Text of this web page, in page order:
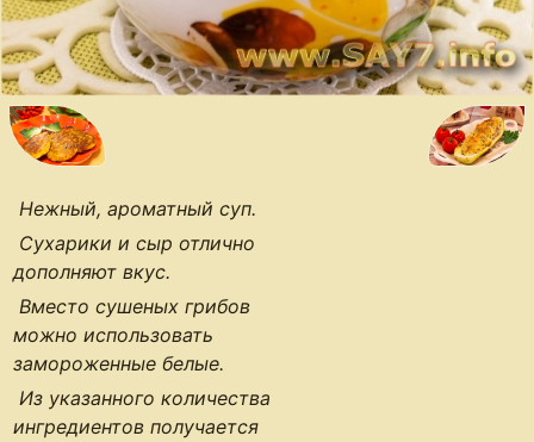
Нежный, ароматный суп.
Сухарики и сыр отлично
дополняют вкус.
Вместо сушеных грибов
можно использовать
замороженные белые.
Из указанного количества
ингредиентов получается